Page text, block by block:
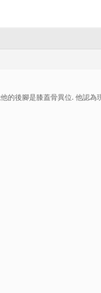
的後腳是膝蓋骨異位. 他認為